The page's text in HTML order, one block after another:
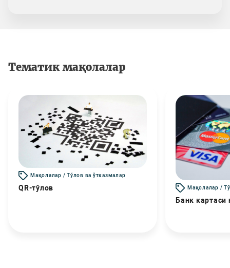
Тематик мақолалар
Мақолалар / Тўлов ва ўтказмалар
QR-тўлов Мақолалар /
Банк картаси